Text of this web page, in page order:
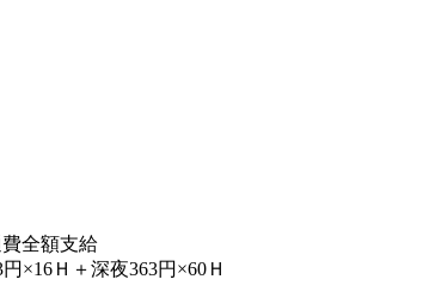
全額支給
×16Ｈ＋深夜363円×60Ｈ